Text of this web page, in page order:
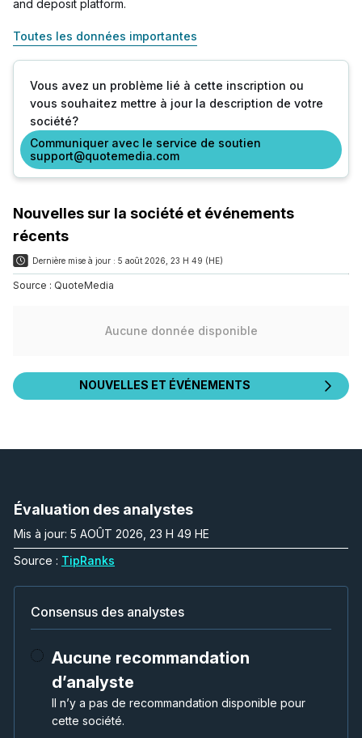
and deposit platform.
Toutes les données importantes
Vous avez un problème lié à cette inscription ou
vous souhaitez mettre à jour la description de votre
société?
Communiquer avec le service de soutien
support@quotemedia.com
Nouvelles sur la société et événements
récents
Dernière mise à jour : 5 août 2026, 23 H 49 (HE)
Source : QuoteMedia
Aucune donnée disponible
NOUVELLES ET ÉVÉNEMENTS
Évaluation des analystes
Mis à jour: 5 AOÛT 2026, 23 H 49 HE
Source : TipRanks
Consensus des analystes
Aucune recommandation
d’analyste
Il n’y a pas de recommandation disponible pour
cette société.